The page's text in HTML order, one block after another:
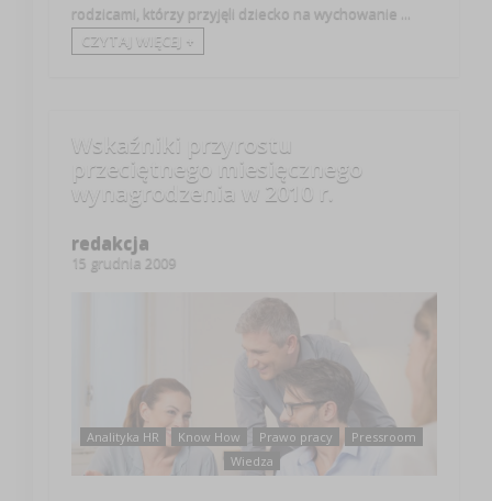
rodzicami, którzy przyjęli dziecko na wychowanie ...
CZYTAJ WIĘCEJ +
Wskaźniki przyrostu
przeciętnego miesięcznego
wynagrodzenia w 2010 r.
redakcja
15 grudnia 2009
Analityka HR Know How Prawo pracy
Pressroom
Wiedza